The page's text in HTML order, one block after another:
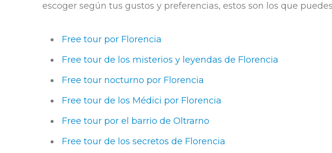
escoger según tus gustos y preferencias, estos son los que
Free tour por Florencia
Free tour de los misterios y leyendas de Florencia
Free tour nocturno por Florencia
Free tour de los Médici por Florencia
Free tour por el barrio de Oltrarno
Free tour de los secretos de Florencia